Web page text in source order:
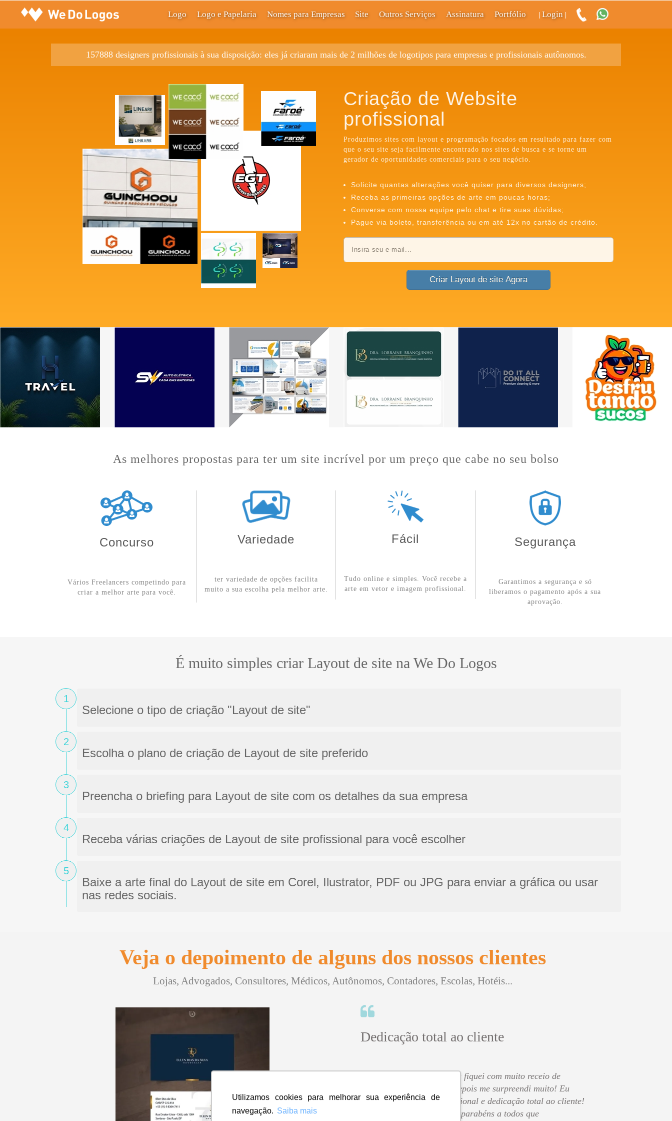
Utilizamos cookies para melhorar sua experiência de
navegação. Saiba mais
Logo Logo e Papelaria Nomes para Empresas Site Outros Serviços Assinatura Portfólio Login
157888 designers profissionais à sua disposição: eles já criaram mais de 2 milhões de logotipos para empresas e profissionais autônomos.
Criação de Website
profissional
Produzimos sites com layout e programação focados em resultado para fazer com
que o seu site seja facilmente encontrado nos sites de busca e se torne um
gerador de oportunidades comerciais para o seu negócio.
Solicite quantas alterações você quiser para diversos designers;
Receba as primeiras opções de arte em poucas horas;
Converse com nossa equipe pelo chat e tire suas dúvidas;
Pague via boleto, transferência ou em até 12x no cartão de crédito.
Criar Layout de site Agora
As melhores propostas para ter um site incrível por um preço que cabe no seu bolso
Concurso
Vários Freelancers competindo para
criar a melhor arte para você.
Variedade
ter variedade de opções facilita
muito a sua escolha pela melhor arte.
Fácil
Tudo online e simples. Você recebe a
arte em vetor e imagem profissional.
Segurança
Garantimos a segurança e só
liberamos o pagamento após a sua
aprovação.
É muito simples criar Layout de site na We Do Logos
1
Selecione o tipo de criação "Layout de site"
2
Escolha o plano de criação de Layout de site preferido
3
Preencha o briefing para Layout de site com os detalhes da sua empresa
4
Receba várias criações de Layout de site profissional para você escolher
5
Baixe a arte final do Layout de site em Corel, Ilustrator, PDF ou JPG para enviar a gráfica ou usar
nas redes sociais.
Veja o depoimento de alguns dos nossos clientes
Lojas, Advogados, Consultores, Médicos, Autônomos, Contadores, Escolas, Hotéis...
Dedicação total ao cliente
"Sinceramente, no início eu fiquei com muito receio de
contratar a empresa mas depois me surpreendi muito! Eu
amei! Super rápido, profissional e dedicação total ao cliente!
Eu indico, aprovo e dou os parabéns a todos que